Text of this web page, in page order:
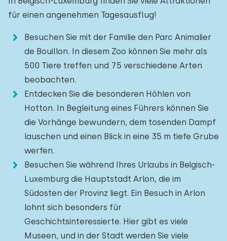
für einen angenehmen Tagesausflug!
Besuchen Sie mit der Familie den Parc Animalier
de Bouillon. In diesem Zoo können Sie mehr als
500 Tiere treffen und 75 verschiedene Arten
beobachten.
Entdecken Sie die besonderen Höhlen von
Hotton. In Begleitung eines Führers können Sie
die Vorhänge bewundern, dem tosenden Dampf
lauschen und einen Blick in eine 35 m tiefe Grube
werfen.
Besuchen Sie während Ihres Urlaubs in Belgisch-
Luxemburg die Hauptstadt Arlon, die im
Südosten der Provinz liegt. Ein Besuch in Arlon
lohnt sich besonders für
Geschichtsinteressierte. Hier gibt es viele
Museen, und in der Stadt werden Sie viele